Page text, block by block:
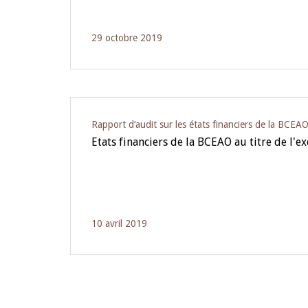
29 octobre 2019
Rapport d‘audit sur les états financiers de la BCEAO
Etats financiers de la BCEAO au titre de
10 avril 2019